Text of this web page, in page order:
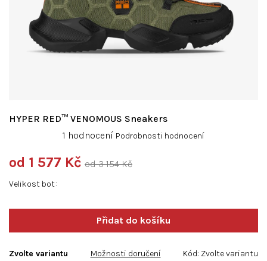
Velikost bot
od 3 154 Kč
od 1 577 Kč
cena:
Zvolte variantu Možnosti doručení Kód: Zvolte variantu
HYPER RED™ VENOMOUS Sneakers
produktu
je
5,0
1 hodnocení Podrobnosti hodnocení